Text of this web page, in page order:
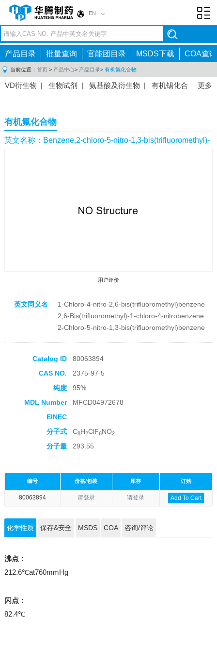
EN
产品目录 批量查询 官能团目录 MSDS下载 COA查询
当前位置： 首页 > 产品中心> 产品目录> 有机氟化合物
更多
VD衍生物 | 生物试剂 | 氨基酸及衍生物 | 有机锡化合
间体|抗高血压药物中间体
感染药物中间体|
体|抗精神病药物中间体 抗炎药物中间体 |
有机氟化合物
英文名称：Benzene,2-chloro-5-nitro-1,3-bis(trifluoromethyl)-
用户评价
英文同义名
1-Chloro-4-nitro-2,6-bis(trifluoromethyl)benzene
2,6-Bis(trifluoromethyl)-1-chloro-4-nitrobenzene
2-Chloro-5-nitro-1,3-bis(trifluoromethyl)benzene
Catalog ID
80063894
CAS NO.
2375-97-5
纯度
95%
MDL Number
MFCD04972678
EINEC
分子式
C8H2ClF6NO2
分子量 293.55
编号 价格/包装 库存 订购
80063894 请登录 请登录 Add To Cart
化学性质 保存&安全 MSDS COA 咨询/评论
沸点：
212.6℃at760mmHg
闪点：
82.4℃